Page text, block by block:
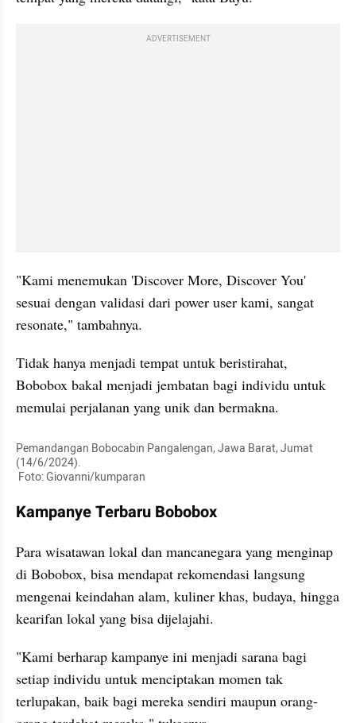
ADVERTISEMENT
"Kami menemukan 'Discover More, Discover You'
sesuai dengan validasi dari power user kami, sangat
resonate," tambahnya.
Tidak hanya menjadi tempat untuk beristirahat,
Bobobox bakal menjadi jembatan bagi individu untuk
memulai perjalanan yang unik dan bermakna.
Pemandangan Bobocabin Pangalengan, Jawa Barat, Jumat
(14/6/2024).
Foto: Giovanni/kumparan
Kampanye Terbaru Bobobox
Para wisatawan lokal dan mancanegara yang menginap
di Bobobox, bisa mendapat rekomendasi langsung
mengenai keindahan alam, kuliner khas, budaya, hingga
kearifan lokal yang bisa dijelajahi.
"Kami berharap kampanye ini menjadi sarana bagi
setiap individu untuk menciptakan momen tak
terlupakan, baik bagi mereka sendiri maupun orang-